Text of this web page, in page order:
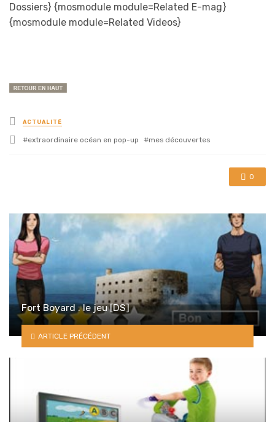
Dossiers} {mosmodule module=Related E-mag}
{mosmodule module=Related Videos}
Posted
in
ACTUALITÉ
Tagged
extraordinaire océan en pop-up mes découvertes
0
Fort Boyard : le jeu [DS]
ARTICLE PRÉCÉDENT